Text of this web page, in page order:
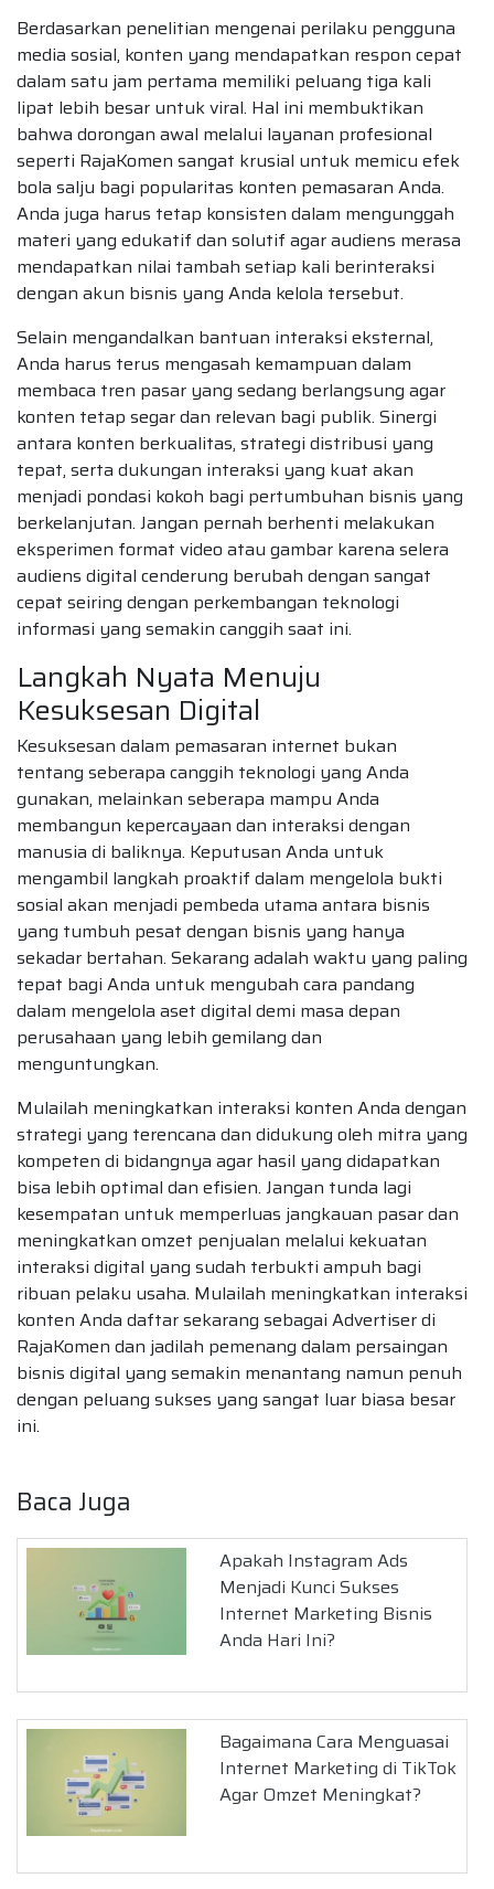
Berdasarkan penelitian mengenai perilaku pengguna
media sosial, konten yang mendapatkan respon cepat
dalam satu jam pertama memiliki peluang tiga kali
lipat lebih besar untuk viral. Hal ini membuktikan
bahwa dorongan awal melalui layanan profesional
seperti RajaKomen sangat krusial untuk memicu efek
bola salju bagi popularitas konten pemasaran Anda.
Anda juga harus tetap konsisten dalam mengunggah
materi yang edukatif dan solutif agar audiens merasa
mendapatkan nilai tambah setiap kali berinteraksi
dengan akun bisnis yang Anda kelola tersebut.
Selain mengandalkan bantuan interaksi eksternal,
Anda harus terus mengasah kemampuan dalam
membaca tren pasar yang sedang berlangsung agar
konten tetap segar dan relevan bagi publik. Sinergi
antara konten berkualitas, strategi distribusi yang
tepat, serta dukungan interaksi yang kuat akan
menjadi pondasi kokoh bagi pertumbuhan bisnis yang
berkelanjutan. Jangan pernah berhenti melakukan
eksperimen format video atau gambar karena selera
audiens digital cenderung berubah dengan sangat
cepat seiring dengan perkembangan teknologi
informasi yang semakin canggih saat ini.
Langkah Nyata Menuju
Kesuksesan Digital
Kesuksesan dalam pemasaran internet bukan
tentang seberapa canggih teknologi yang Anda
gunakan, melainkan seberapa mampu Anda
membangun kepercayaan dan interaksi dengan
manusia di baliknya. Keputusan Anda untuk
mengambil langkah proaktif dalam mengelola bukti
sosial akan menjadi pembeda utama antara bisnis
yang tumbuh pesat dengan bisnis yang hanya
sekadar bertahan. Sekarang adalah waktu yang paling
tepat bagi Anda untuk mengubah cara pandang
dalam mengelola aset digital demi masa depan
perusahaan yang lebih gemilang dan
menguntungkan.
Mulailah meningkatkan interaksi konten Anda dengan
strategi yang terencana dan didukung oleh mitra yang
kompeten di bidangnya agar hasil yang didapatkan
bisa lebih optimal dan efisien. Jangan tunda lagi
kesempatan untuk memperluas jangkauan pasar dan
meningkatkan omzet penjualan melalui kekuatan
interaksi digital yang sudah terbukti ampuh bagi
ribuan pelaku usaha. Mulailah meningkatkan interaksi
konten Anda daftar sekarang sebagai Advertiser di
RajaKomen dan jadilah pemenang dalam persaingan
bisnis digital yang semakin menantang namun penuh
dengan peluang sukses yang sangat luar biasa besar
ini.
Baca Juga
Apakah Instagram Ads
Menjadi Kunci Sukses
Internet Marketing Bisnis
Anda Hari Ini?
Bagaimana Cara Menguasai
Internet Marketing di TikTok
Agar Omzet Meningkat?